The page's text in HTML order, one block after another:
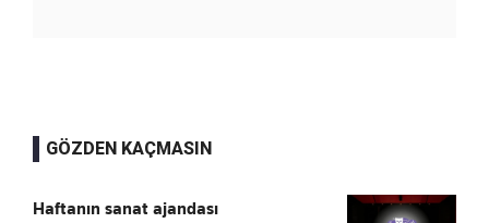
GÖZDEN KAÇMASIN
Haftanın sanat ajandası